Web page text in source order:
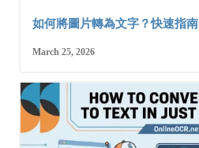
如何將圖片轉為文字？快速指南
March 25, 2026